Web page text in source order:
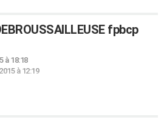
fpbcp
à 18:18
à 12:19